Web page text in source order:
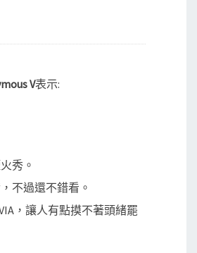
V表示:
秀。
不過還不錯看。
，讓人有點摸不著頭緒罷